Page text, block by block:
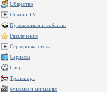
Общество
Онлайн TV
Путешествия и события
Развлечения
Серверовка стола
Сериалы
Спорт
Транспорт
Фильмы и анимация